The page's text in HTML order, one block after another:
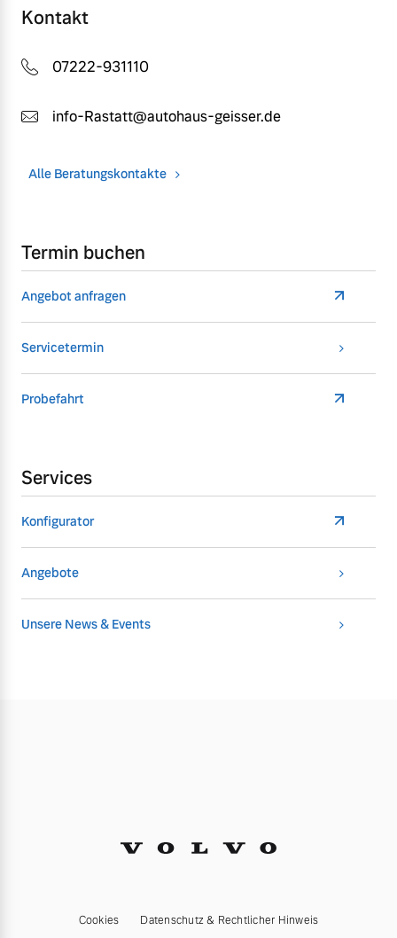
Kontakt
07222-931110
info-Rastatt@autohaus-geisser.de
Alle Beratungskontakte
Termin buchen
Angebot anfragen
Servicetermin
Probefahrt
Services
Konfigurator
Angebote
Unsere News & Events
Cookies Datenschutz & Rechtlicher Hinweis